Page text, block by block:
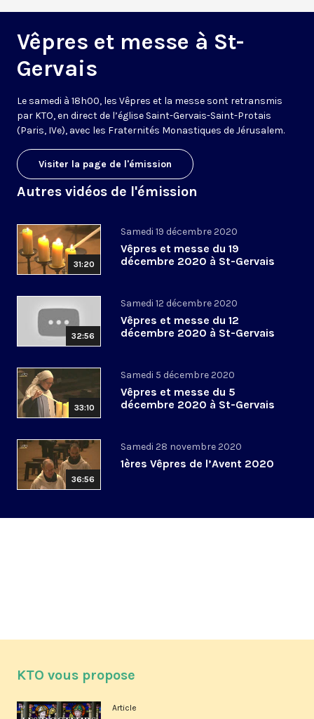
Vêpres et messe à St-
Gervais
Le samedi à 18h00, les Vêpres et la messe sont retransmis
par KTO, en direct de l’église Saint-Gervais-Saint-Protais
(Paris, IVe), avec les Fraternités Monastiques de Jérusalem.
Visiter la page de l'émission
Autres vidéos de l'émission
31:20
Samedi 19 décembre 2020
Vêpres et messe du 19
décembre 2020 à St-Gervais
32:56
Samedi 12 décembre 2020
Vêpres et messe du 12
décembre 2020 à St-Gervais
33:10
Samedi 5 décembre 2020
Vêpres et messe du 5
décembre 2020 à St-Gervais
36:56
Samedi 28 novembre 2020
1ères Vêpres de l’Avent 2020
KTO vous propose
Article